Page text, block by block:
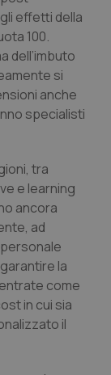
effetti della
100.
dell’imbuto
si
anche
specialisti
tra
e learning
ancora
ad
la
come
in cui sia
il
/Dominio